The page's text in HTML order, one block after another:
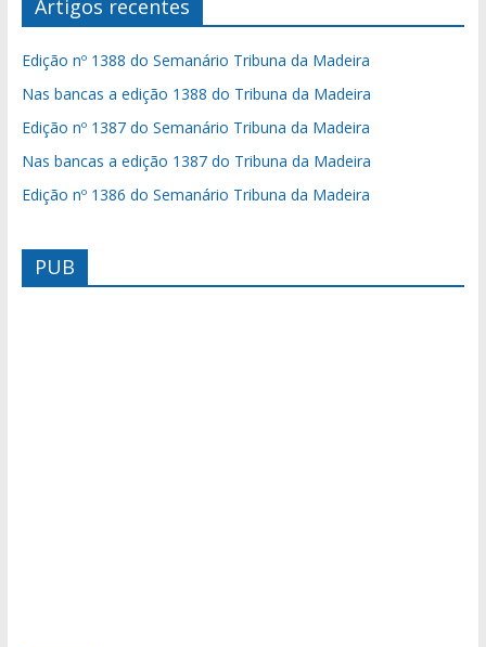
Artigos recentes
Edição nº 1388 do Semanário Tribuna da Madeira
Nas bancas a edição 1388 do Tribuna da Madeira
Edição nº 1387 do Semanário Tribuna da Madeira
Nas bancas a edição 1387 do Tribuna da Madeira
Edição nº 1386 do Semanário Tribuna da Madeira
PUB